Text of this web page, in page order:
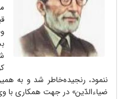
ننمود، رنجیده‌خاطر شد و به
ضیاءالدّین» در جهت همکاری با